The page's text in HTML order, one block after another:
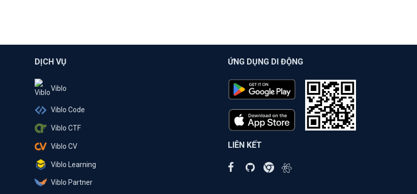
DỊCH VỤ
Viblo
Viblo Code
Viblo CTF
Viblo CV
Viblo Learning
Viblo Partner
ỨNG DỤNG DI ĐỘNG
LIÊN KẾT